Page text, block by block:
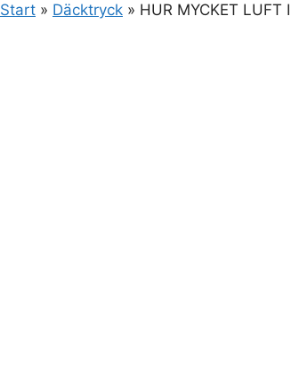
Start » Däcktryck » HUR MYCKET LUFT